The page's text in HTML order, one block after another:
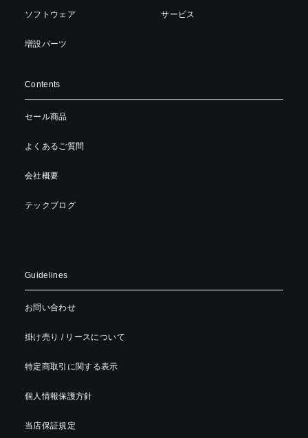
ソフトウェア
増設パーツ
サービス
Contents
セール商品
よくあるご質問
会社概要
テックブログ
Guidelines
お問い合わせ
掛け売り / リースについて
特定商取引に関する表示
個人情報保護方針
当店保証規定